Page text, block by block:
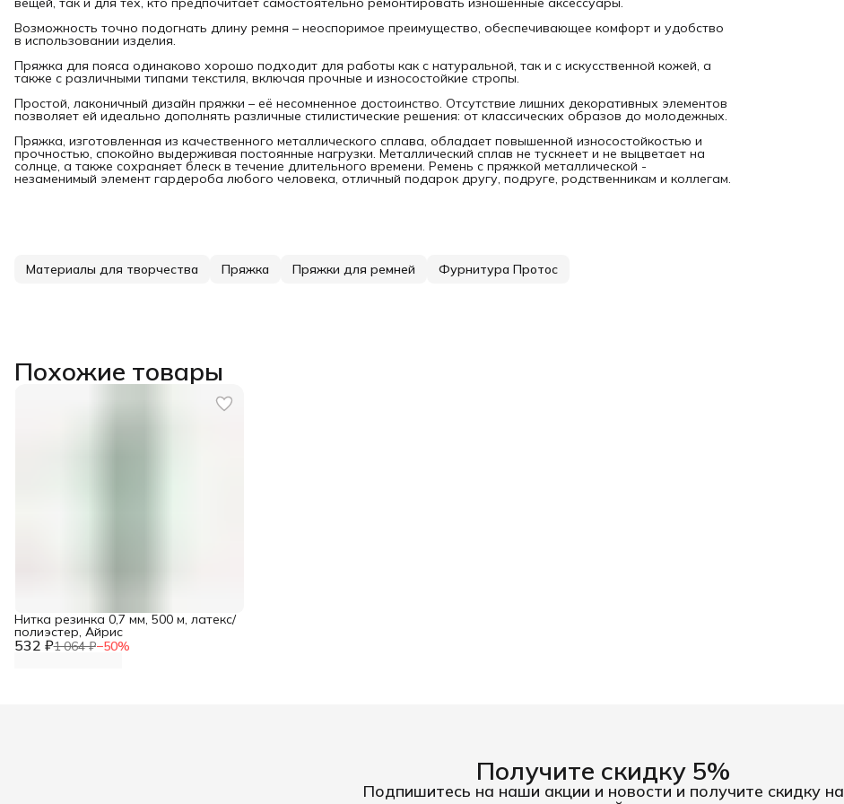
Возможность точно подогнать длину ремня – неоспоримое преимущество, обеспечивающее комфорт и удобство
в использовании изделия.
Пряжка для пояса одинаково хорошо подходит для работы как с натуральной, так и с искусственной кожей, а
также с различными типами текстиля, включая прочные и износостойкие стропы.
Простой, лаконичный дизайн пряжки – её несомненное достоинство. Отсутствие лишних декоративных элементов
позволяет ей идеально дополнять различные стилистические решения: от классических образов до молодежных.
Пряжка, изготовленная из качественного металлического сплава, обладает повышенной износостойкостью и
прочностью, спокойно выдерживая постоянные нагрузки. Металлический сплав не тускнеет и не выцветает на
солнце, а также сохраняет блеск в течение длительного времени. Ремень с пряжкой металлической -
незаменимый элемент гардероба любого человека, отличный подарок другу, подруге, родственникам и коллегам.
Материалы для творчества Пряжка Пряжки для ремней Фурнитура Протос
Похожие товары
532 ₽1 064 ₽−50%
Нитка резинка 0,7 мм, 500 м, латекс/
полиэстер, Айрис
Получите скидку 5%
Подпишитесь на наши акции и новости и получите скидку на